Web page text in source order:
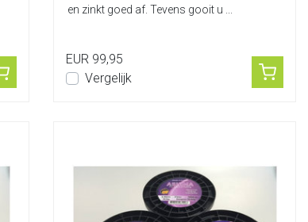
en zinkt goed af. Tevens gooit u ...
EUR 99,95
Vergelijk